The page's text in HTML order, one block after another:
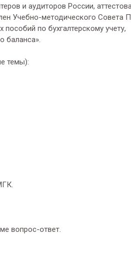
и аудиторов России,
Учебно-методического Совета
по бухгалтерскому учету,
баланса».
темы):
вопрос-ответ.